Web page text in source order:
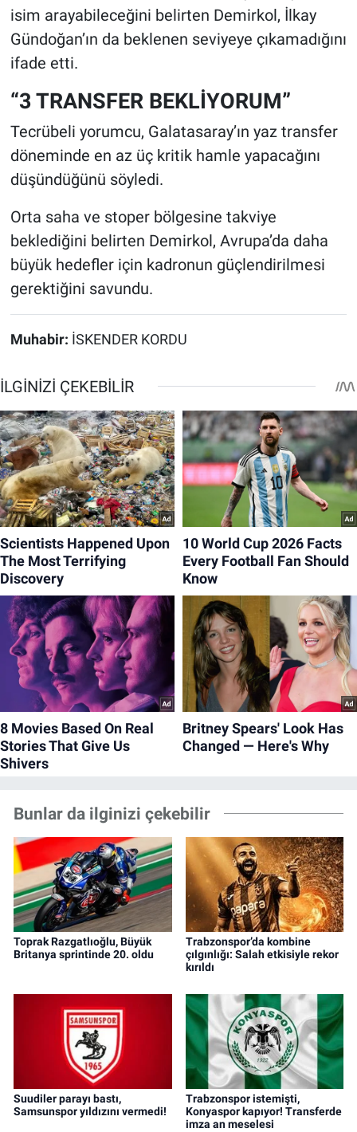
isim arayabileceğini belirten Demirkol, İlkay
Gündoğan’ın da beklenen seviyeye çıkamadığını
ifade etti.
“3 TRANSFER BEKLİYORUM”
Tecrübeli yorumcu, Galatasaray’ın yaz transfer
döneminde en az üç kritik hamle yapacağını
düşündüğünü söyledi.
Orta saha ve stoper bölgesine takviye
beklediğini belirten Demirkol, Avrupa’da daha
büyük hedefler için kadronun güçlendirilmesi
gerektiğini savundu.
Muhabir: İSKENDER KORDU
Bunlar da ilginizi çekebilir
Toprak Razgatlıoğlu, Büyük
Britanya sprintinde 20. oldu
Trabzonspor’da kombine
çılgınlığı: Salah etkisiyle rekor
kırıldı
Suudiler parayı bastı,
Samsunspor yıldızını vermedi!
Trabzonspor istemişti,
Konyaspor kapıyor! Transferde
imza an meselesi